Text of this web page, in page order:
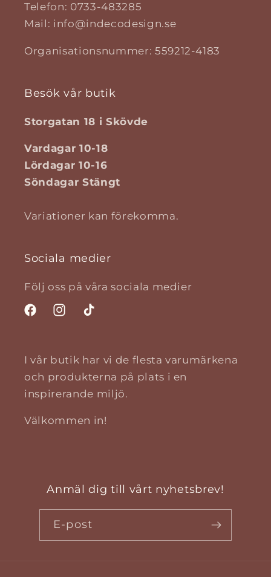
Telefon: 0733-483285
Mail: info@indecodesign.se
Organisationsnummer: 559212-4183
Besök vår butik
Storgatan 18 i Skövde
Vardagar 10-18
Lördagar 10-16
Söndagar Stängt
Variationer kan förekomma.
Sociala medier
Följ oss på våra sociala medier
FacebookInstagramTikTok
I vår butik har vi de flesta varumärkena
och produkterna på plats i en
inspirerande miljö.
Välkommen in!
Anmäl dig till vårt nyhetsbrev!
E-post